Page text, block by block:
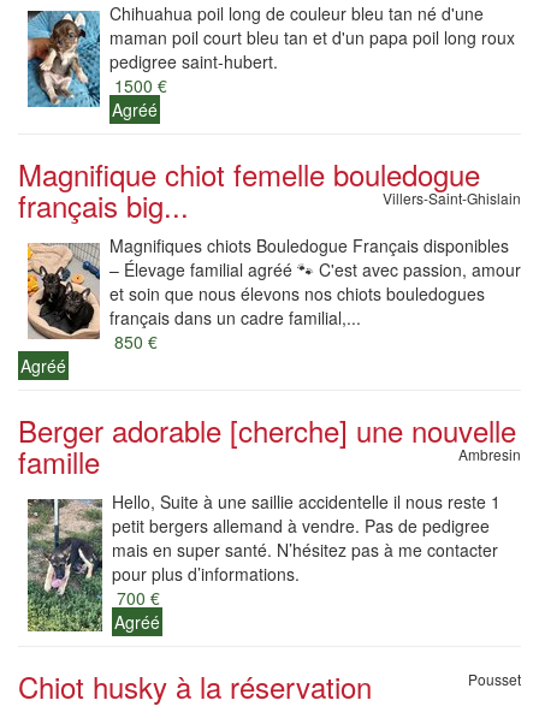
Chihuahua poil long de couleur bleu tan né d'une
maman poil court bleu tan et d'un papa poil long roux
pedigree saint-hubert.
1500 €
Agréé
Magnifique chiot femelle bouledogue
français big... Villers-Saint-Ghislain
Magnifiques chiots Bouledogue Français disponibles
– Élevage familial agréé 🐾 C'est avec passion, amour
et soin que nous élevons nos chiots bouledogues
français dans un cadre familial,...
850 €
Agréé
Berger adorable [cherche] une nouvelle
famille Ambresin
Hello, Suite à une saillie accidentelle il nous reste 1
petit bergers allemand à vendre. Pas de pedigree
mais en super santé. N’hésitez pas à me contacter
pour plus d’informations.
700 €
Agréé
Chiot husky à la réservation Pousset